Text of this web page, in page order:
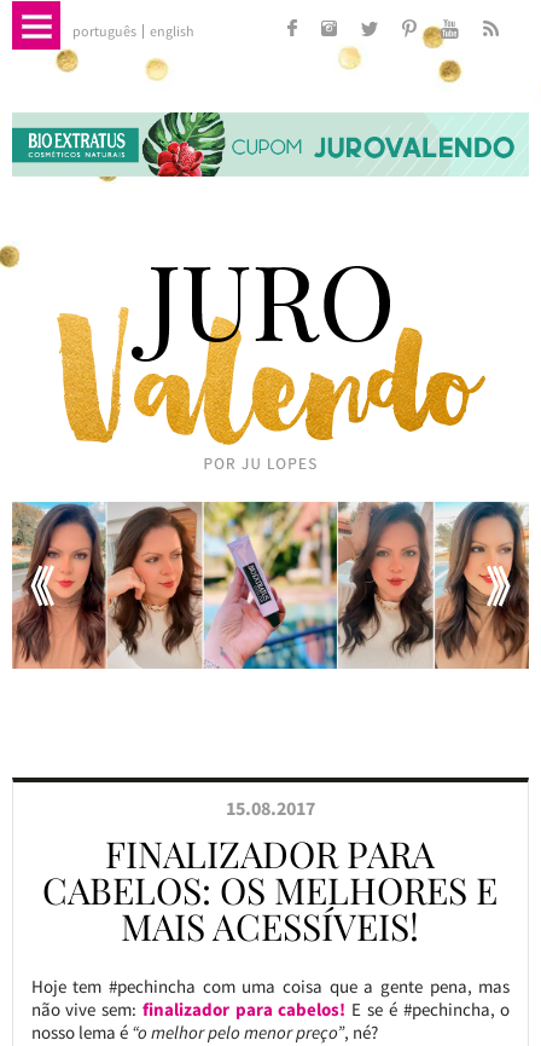
português english
15.08.2017
FINALIZADOR PARA
CABELOS: OS MELHORES E
MAIS ACESSÍVEIS!
Hoje tem #pechincha com uma coisa que a gente pena, mas
não vive sem: finalizador para cabelos! E se é #pechincha, o
nosso lema é “o melhor pelo menor preço”, né?